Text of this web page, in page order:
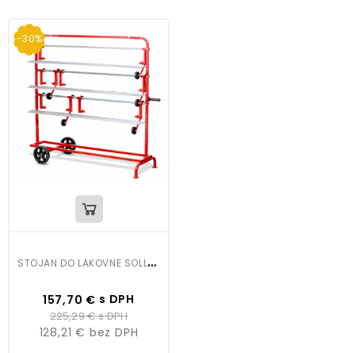
-30%
S
TOJAN DO LAKOVNE SOLL114
Cena
157,70 € s DPH
225,29 €s DPH
128,21 € bez DPH